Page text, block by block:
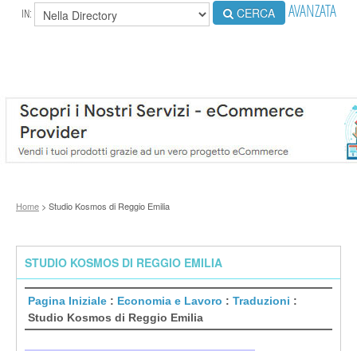
IN: CERCA AVANZATA
Home > Studio Kosmos di Reggio Emilia
STUDIO KOSMOS DI REGGIO EMILIA
Pagina Iniziale : Economia e Lavoro : Traduzioni :
Studio Kosmos di Reggio Emilia